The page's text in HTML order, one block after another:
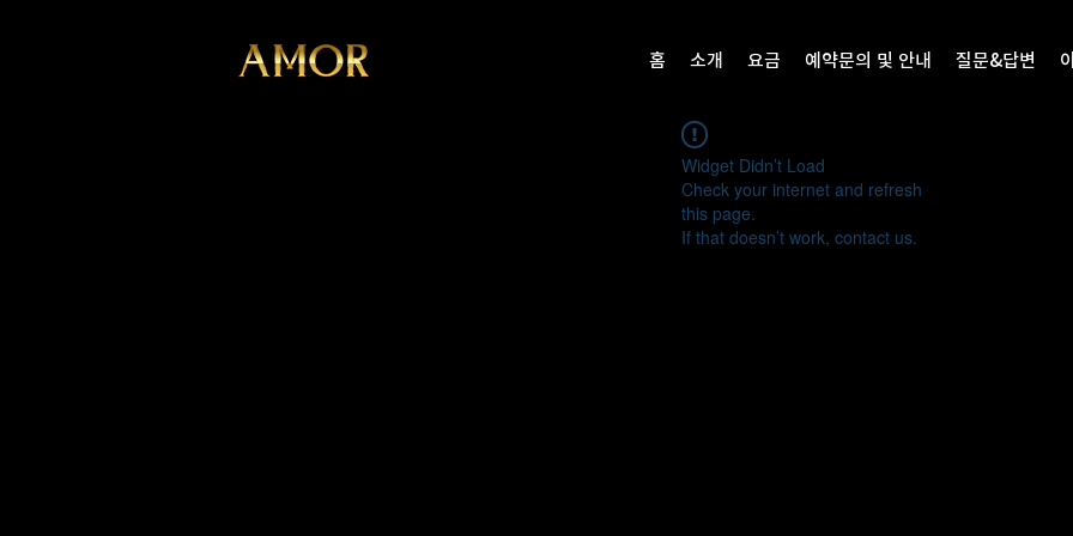
홈 소개 요금 예약문의 및 안내 질문&답변
Widget Didn’t Load
Check your internet and refresh
this page.
If that doesn’t work, contact us.